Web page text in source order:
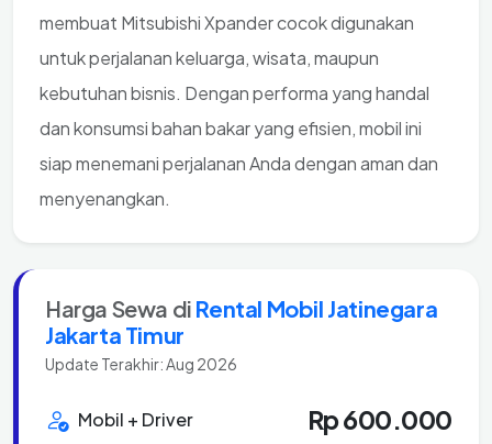
membuat Mitsubishi Xpander cocok digunakan
untuk perjalanan keluarga, wisata, maupun
kebutuhan bisnis. Dengan performa yang handal
dan konsumsi bahan bakar yang efisien, mobil ini
siap menemani perjalanan Anda dengan aman dan
menyenangkan.
Harga Sewa di Rental Mobil Jatinegara
Jakarta Timur
Update Terakhir: Aug 2026
Mobil + Driver Rp 600.000